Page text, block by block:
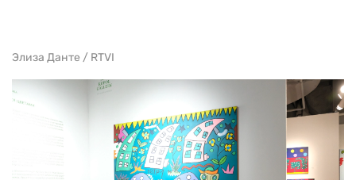
Элиза Данте / RTVI